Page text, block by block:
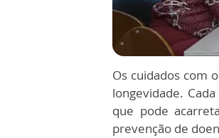
Os cuidados com
longevidade.
que pode
prevenção de